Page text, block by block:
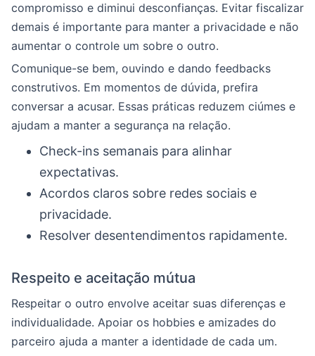
compromisso e diminui desconfianças. Evitar fiscalizar
demais é importante para manter a privacidade e não
aumentar o controle um sobre o outro.
Comunique-se bem, ouvindo e dando feedbacks
construtivos. Em momentos de dúvida, prefira
conversar a acusar. Essas práticas reduzem ciúmes e
ajudam a manter a segurança na relação.
Check-ins semanais para alinhar
expectativas.
Acordos claros sobre redes sociais e
privacidade.
Resolver desentendimentos rapidamente.
Respeito e aceitação mútua
Respeitar o outro envolve aceitar suas diferenças e
individualidade. Apoiar os hobbies e amizades do
parceiro ajuda a manter a identidade de cada um.